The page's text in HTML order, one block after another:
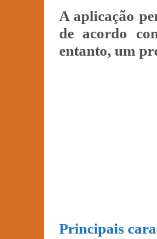
A aplicação
de acordo
entanto, um
Principais